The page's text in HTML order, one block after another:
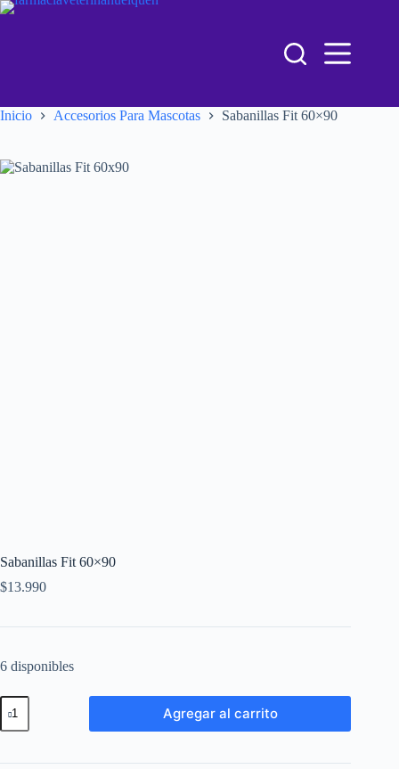
Inicio Accesorios Para Mascotas Sabanillas Fit 60×90
Sabanillas Fit 60×90
$13.990
6 disponibles
Agregar al carrito